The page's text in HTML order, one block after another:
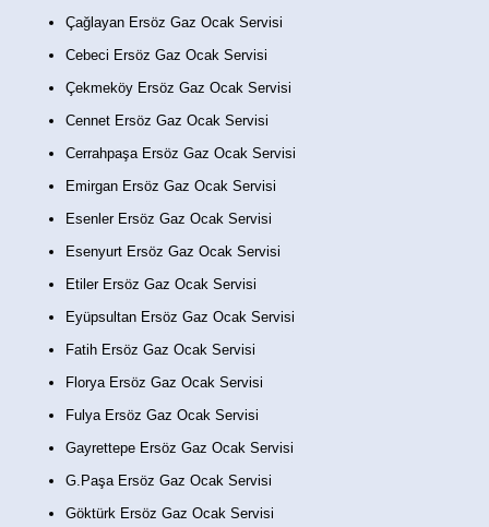
Çağlayan Ersöz Gaz Ocak Servisi
Cebeci Ersöz Gaz Ocak Servisi
Çekmeköy Ersöz Gaz Ocak Servisi
Cennet Ersöz Gaz Ocak Servisi
Cerrahpaşa Ersöz Gaz Ocak Servisi
Emirgan Ersöz Gaz Ocak Servisi
Esenler Ersöz Gaz Ocak Servisi
Esenyurt Ersöz Gaz Ocak Servisi
Etiler Ersöz Gaz Ocak Servisi
Eyüpsultan Ersöz Gaz Ocak Servisi
Fatih Ersöz Gaz Ocak Servisi
Florya Ersöz Gaz Ocak Servisi
Fulya Ersöz Gaz Ocak Servisi
Gayrettepe Ersöz Gaz Ocak Servisi
G.Paşa Ersöz Gaz Ocak Servisi
Göktürk Ersöz Gaz Ocak Servisi